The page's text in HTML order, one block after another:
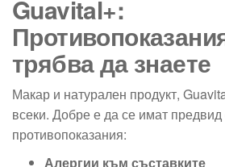
Guavital+:
трябва да знаете
Макар и натурален продукт,
всеки. Добре е да се имат
противопоказания:
Алергии към съставките